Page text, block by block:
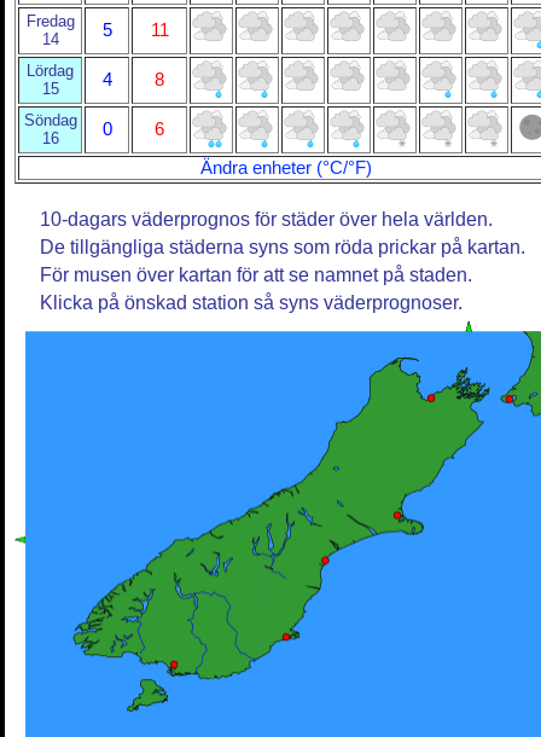
Fredag
14
5 11
Lördag
15
4 8
Söndag
16
0
6
Ändra enheter (°C/°F)
10-dagars väderprognos för städer över hela världen.
De tillgängliga städerna syns som röda prickar på kartan.
För musen över kartan för att se namnet på staden.
Klicka på önskad station så syns väderprognoser.